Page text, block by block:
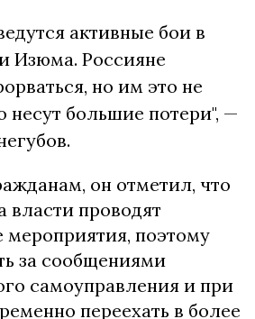
активные бои в
Изюма. Россияне
но им это не
несут большие потери", —
он отметил, что
власти проводят
мероприятия, поэтому
за сообщениями
самоуправления и при
переехать в более